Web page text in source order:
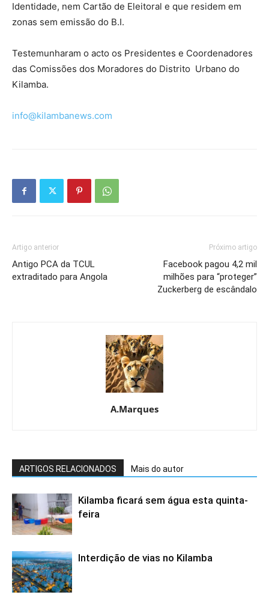
Identidade, nem Cartão de Eleitoral e que residem em
zonas sem emissão do B.I.
Testemunharam o acto os Presidentes e Coordenadores
das Comissões dos Moradores do Distrito Urbano do
Kilamba.
info@kilambanews.com
Artigo anterior
Antigo PCA da TCUL
extraditado para Angola
Próximo artigo
Facebook pagou 4,2 mil
milhões para “proteger”
Zuckerberg de escândalo
A.Marques
ARTIGOS RELACIONADOS Mais do autor
Kilamba ficará sem água esta quinta-
feira
Interdição de vias no Kilamba